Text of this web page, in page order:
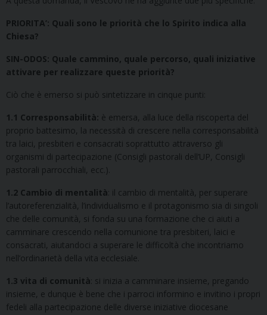
PRIORITA’: Quali sono le priorità che lo Spirito indica alla
Chiesa?
SIN-ODOS: Quale cammino, quale percorso, quali iniziative
attivare per realizzare queste priorità?
Ciò che è emerso si può sintetizzare in cinque punti:
1.1 Corresponsabilità: è emersa, alla luce della riscoperta del
proprio battesimo, la necessità di crescere nella corresponsabilità
tra laici, presbiteri e consacrati soprattutto attraverso gli
organismi di partecipazione (Consigli pastorali dell’UP, Consigli
pastorali parrocchiali, ecc.).
1.2 Cambio di mentalità : il cambio di mentalità, per superare
l’autoreferenzialità, l’individualismo e il protagonismo sia di singoli
che delle comunità, si fonda su una formazione che ci aiuti a
camminare crescendo nella comunione tra presbiteri, laici e
consacrati, aiutandoci a superare le difficoltà che incontriamo
nell’ordinarietà della vita ecclesiale.
1.3 vita di comunità : si inizia a camminare insieme, pregando
insieme, e dunque è bene che i parroci informino e invitino i propri
fedeli alla partecipazione delle diverse iniziative diocesane